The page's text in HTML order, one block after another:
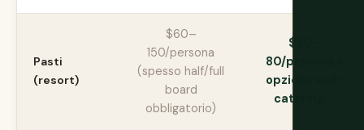
Pasti
(resort)
$60–
150/persona
(spesso half/full
board
obbligatorio)
$30–
80/persona +
opzione self-
catering